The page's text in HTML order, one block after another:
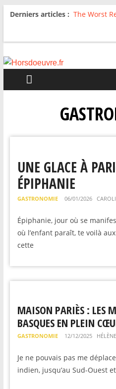
Derniers articles : The Worst
For The
Radio HDO
UNE GLACE À
ÉPIPHANIE
GASTRONOMIE 06/01/2026
Épiphanie, jour où se
où l’enfant paraît, te voilà
cette
MAISON PARIÈS : LES
BASQUES EN PLEIN
GASTRONOMIE 12/12/2025
Je ne pouvais pas me
indien, jusqu’au Sud-Ouest